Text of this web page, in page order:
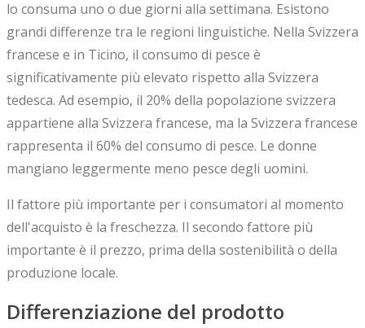
lo consuma uno o due giorni alla settimana. Esistono
grandi differenze tra le regioni linguistiche. Nella Svizzera
francese e in Ticino, il consumo di pesce è
significativamente più elevato rispetto alla Svizzera
tedesca. Ad esempio, il 20% della popolazione svizzera
appartiene alla Svizzera francese, ma la Svizzera francese
rappresenta il 60% del consumo di pesce. Le donne
mangiano leggermente meno pesce degli uomini.
Il fattore più importante per i consumatori al momento
dell'acquisto è la freschezza. Il secondo fattore più
importante è il prezzo, prima della sostenibilità o della
produzione locale.
Differenziazione del prodotto